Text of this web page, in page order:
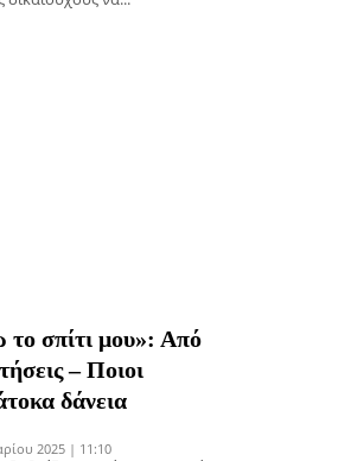
το σπίτι μου»: Από
– Ποιοι
δάνεια
2025 | 11:10